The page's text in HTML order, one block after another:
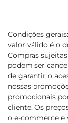
Condições
valor válido é o
Compras
podem ser
de garantir o
nossas
promocionais
cliente. Os
o e-commerce e